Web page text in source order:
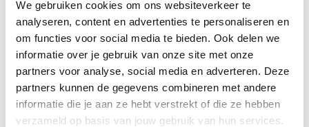
We gebruiken cookies om ons websiteverkeer te
analyseren, content en advertenties te personaliseren en
om functies voor social media te bieden. Ook delen we
informatie over je gebruik van onze site met onze
partners voor analyse, social media en adverteren. Deze
partners kunnen de gegevens combineren met andere
informatie die je aan ze hebt verstrekt of die ze hebben
verzameld op basis van jouw gebruik van hun services.
505 kcal